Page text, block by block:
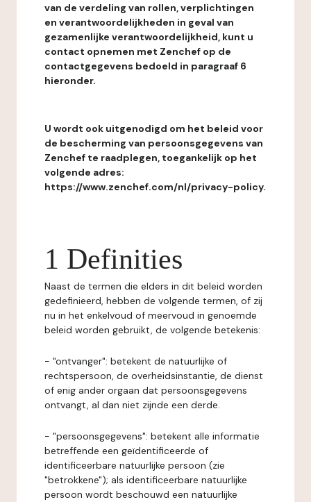
van de verdeling van rollen, verplichtingen
en verantwoordelijkheden in geval van
gezamenlijke verantwoordelijkheid, kunt u
contact opnemen met Zenchef op de
contactgegevens bedoeld in paragraaf 6
hieronder.
U wordt ook uitgenodigd om het beleid voor
de bescherming van persoonsgegevens van
Zenchef te raadplegen, toegankelijk op het
volgende adres:
https://www.zenchef.com/nl/privacy-policy.
1 Definities
Naast de termen die elders in dit beleid worden
gedefinieerd, hebben de volgende termen, of zij
nu in het enkelvoud of meervoud in genoemde
beleid worden gebruikt, de volgende betekenis:
- "ontvanger": betekent de natuurlijke of
rechtspersoon, de overheidsinstantie, de dienst
of enig ander orgaan dat persoonsgegevens
ontvangt, al dan niet zijnde een derde.
- "persoonsgegevens": betekent alle informatie
betreffende een geïdentificeerde of
identificeerbare natuurlijke persoon (zie
"betrokkene"); als identificeerbare natuurlijke
persoon wordt beschouwd een natuurlijke